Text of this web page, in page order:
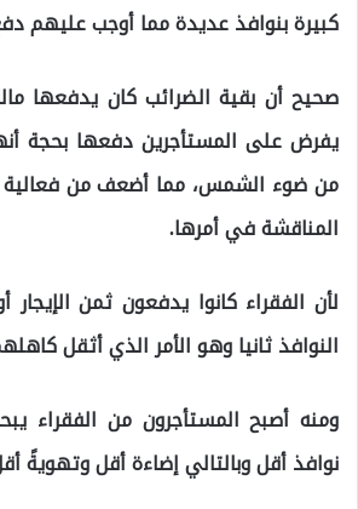
كبيرة بنوافذ عديدة مما أوجب عليهم
صحيح أن بقية الضرائب كان يدفعها
يفرض على المستأجرين دفعها بحجة
من ضوء الشمس، مما أضعف من فعالية
المناقشة في أمرها.
لأن الفقراء كانوا يدفعون ثمن الإيجار
النوافذ ثانيا وهو الأمر الذي أثقل
ومنه أصبح المستأجرون من الفقراء
نوافذ أقل وبالتالي إضاءة أقل وتهويةً